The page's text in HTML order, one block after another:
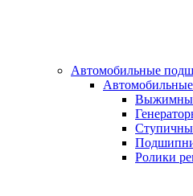
Автомобильные
Ролики